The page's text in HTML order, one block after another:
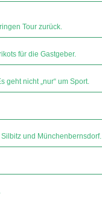
Tour zurück.
für die Gastgeber.
geht nicht „nur“ um Sport.
und Münchenbernsdorf.